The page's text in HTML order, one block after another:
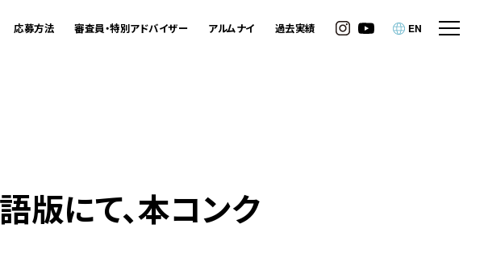
応募方法 審査員・特別アドバイザー アルムナイ 過去実績 EN
版にて、本コンク